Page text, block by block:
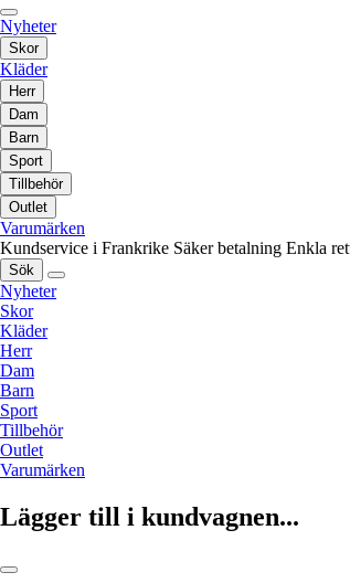
Nyheter
Skor
Kläder
Herr
Dam
Barn
Sport
Tillbehör
Outlet
Varumärken
Kundservice i Frankrike Säker betalning Enkla
Sök
Nyheter
Skor
Kläder
Herr
Dam
Barn
Sport
Tillbehör
Outlet
Varumärken
Lägger till i kundvagnen...